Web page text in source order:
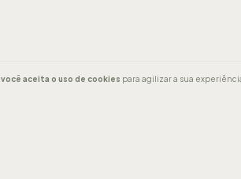
você aceita o uso de cookies para agilizar a sua